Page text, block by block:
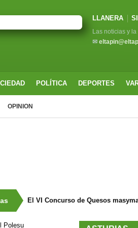
LLANERA
Las noticias y
✉
POLÍTICA DEPORTES
OPINION
El VI Concurso de Quesos